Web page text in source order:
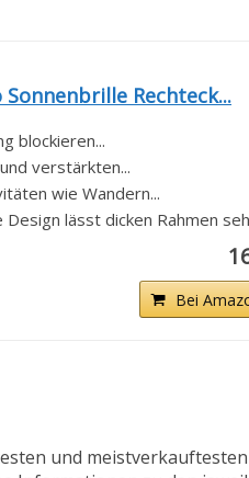
Rechteck...
blockieren...
verstärkten...
wie Wandern...
lässt dicken Rahmen
Bei
und